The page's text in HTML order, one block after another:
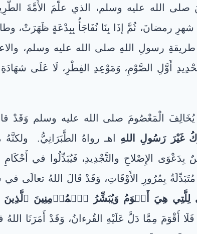
الله عليه وسلم، الذي علَّمَ الأُمَّةَ
شهرِ رمضانَ، ثُمَّ إذَا بِنَا نُفَاجَأُ بِبِدْعَةٍ ظَهَرَتْ،
رسولِ اللهِ صلى الله عليه وسلم،
أَوَّلِ الصَّوْمِ، وَمَوْعِدِ الفِطْرِ، لَا عَلَى شهَادَةِ
يُخَالِفَ الْمَعْصُومَ صلى الله عليه وسلم وَقَدْ
غَيْرَ رَسُولِ اللهِ اهـ رواهُ الطَّبَرَانِيُّ.
بِدَعْوَى الإِصْلاحِ والتَّجْدِيدِ، فَيُبَدِّلُوا في أَحْكَامِ
مُتَبَدِّلَةٌ بِمُرُورِ الأَوْقَاتِ، وَقَدْ قَالَ اللهُ تعالَى
هِيَ أَقۡوَمُ وَيُبَشِّرُ ٱلۡمُؤۡمِنِينَ ٱلَّذِينَ
أَقْوَمَ مِمَّا دَلَّ عَلَيْهِ القُرءانُ، وَقَدْ أَمَرَنَا اللهُ